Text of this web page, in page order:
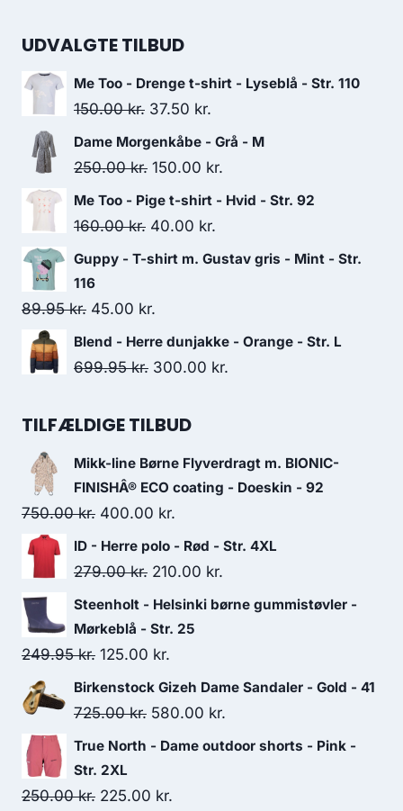
was:
is:
UDVALGTE TILBUD
Me Too - Drenge t-shirt - Lyseblå - Str. 110
150.00kr. Original
price
was:
37.50 kr.
price
is:
Dame Morgenkåbe - Grå - M
250.00kr. Original
price
was:
150.00 kr.
price
Me Too - Pige t-shirt - Hvid - Str. 92
160.00kr. Original
price
160.00 kr..
40.00 kr.
price
Guppy - T-shirt m. Gustav gris - Mint - Str.
116
89.95kr. Original
price
was:
45.00 kr.
price
is:
Blend - Herre dunjakke - Orange - Str. L
699.95kr. Original
was:
300.00 kr.
TILFÆLDIGE TILBUD
Mikk-line Børne Flyverdragt m. BIONIC-
FINISHÂ® ECO coating - Doeskin - 92
750.00kr. Original
price
was:
400.00 kr.
price
is:
ID - Herre polo - Rød - Str. 4XL
279.00kr. Original
price
was:
279.00 kr..
210.00 kr.
price
Steenholt - Helsinki børne gummistøvler -
Mørkeblå - Str. 25
249.95kr. Original
price
was:
125.00 kr.
price
is:
Birkenstock Gizeh Dame Sandaler - Gold - 41
725.00kr. Original
price
725.00 kr..
580.00 kr.
price
True North - Dame outdoor shorts - Pink -
Str. 2XL
250.00kr. Original
225.00 kr.